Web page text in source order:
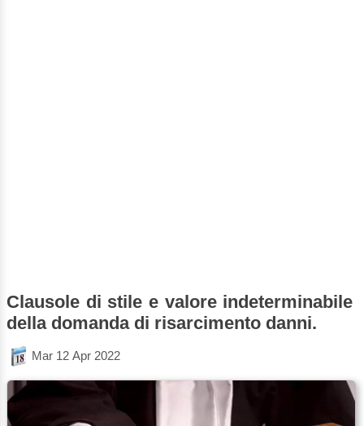
Clausole di stile e valore indeterminabile
della domanda di risarcimento danni.
Mar 12 Apr 2022